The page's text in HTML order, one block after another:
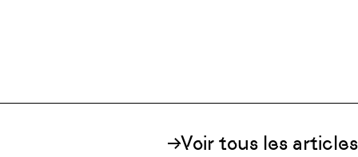
Voir tous les articles